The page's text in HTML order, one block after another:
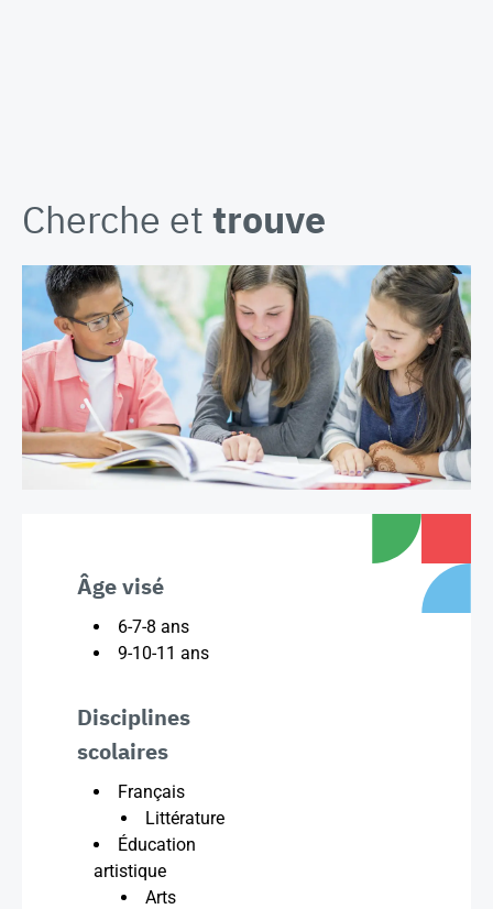
Cherche et trouve
Âge visé
6-7-8 ans
9-10-11 ans
Disciplines
scolaires
Français
Littérature
Éducation
artistique
Arts